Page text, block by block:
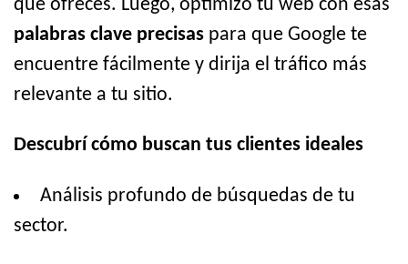
que ofrecés. Luego, optimizo tu web con esas
palabras clave precisas para que Google te
encuentre fácilmente y dirija el tráfico más
relevante a tu sitio.
Descubrí cómo buscan tus clientes ideales
Análisis profundo de búsquedas de tu
sector.